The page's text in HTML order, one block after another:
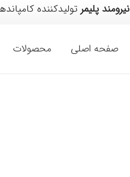
نیرومند پلیمر تولیدکننده
صفحه اصلی محصولات